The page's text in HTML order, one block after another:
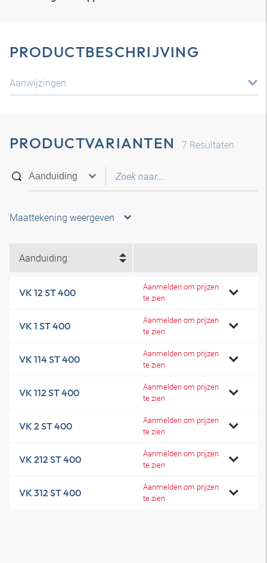
PRODUCTBESCHRIJVING
Aanwijzingen
PRODUCTVARIANTEN 7 Resultaten
Maattekening weergeven
Aanduiding
VK 12 ST 400
Aanmelden om prijzen
te zien
VK 1 ST 400
Aanmelden om prijzen
te zien
VK 114 ST 400
Aanmelden om prijzen
te zien
VK 112 ST 400
Aanmelden om prijzen
te zien
VK 2 ST 400
Aanmelden om prijzen
te zien
VK 212 ST 400
Aanmelden om prijzen
te zien
VK 312 ST 400
Aanmelden om prijzen
te zien